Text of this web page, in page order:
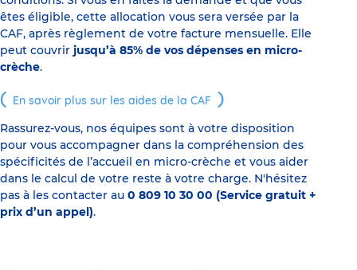
êtes éligible, cette allocation vous sera versée par la
CAF, après règlement de votre facture mensuelle. Elle
peut couvrir jusqu’à 85% de vos dépenses en micro-
crèche.
En savoir plus sur les aides de la CAF
Rassurez-vous, nos équipes sont à votre disposition
pour vous accompagner dans la compréhension des
spécificités de l’accueil en micro-crèche et vous aider
dans le calcul de votre reste à votre charge. N'hésitez
pas à les contacter au 0 809 10 30 00 (Service gratuit +
prix d’un appel).